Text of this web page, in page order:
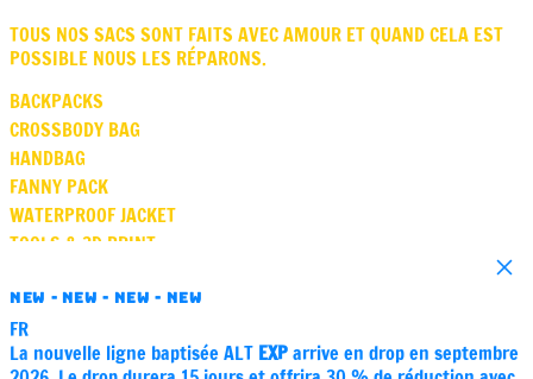
TOUS NOS SACS SONT FAITS AVEC AMOUR ET QUAND CELA EST
POSSIBLE NOUS LES RÉPARONS.
BACKPACKS
CROSSBODY BAG
HANDBAG
FANNY PACK
WATERPROOF JACKET
TOOLS & 3D PRINT
VASE
GIFT CARD
SOUND
Close
NEW - NEW - NEW - NEW
FR
La nouvelle ligne baptisée ALT EXParrive en drop en septembre